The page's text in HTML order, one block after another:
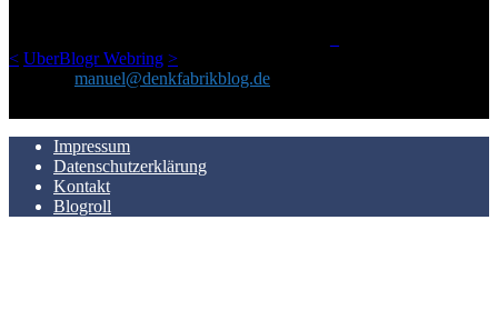
< UberBlogr Webring >
manuel@denkfabrikblog.de
Impressum
Datenschutzerklärung
Kontakt
Blogroll